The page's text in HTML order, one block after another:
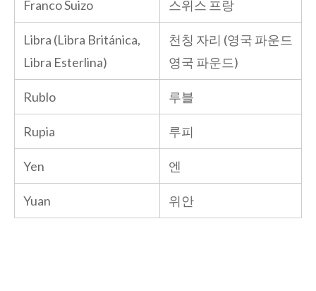
Franco Suizo 스위스 프랑
Libra (Libra Británica,
Libra Esterlina)
천칭 자리 (영국 파운드
영국 파운드)
Rublo 루블
Rupia 루피
Yen 엔
Yuan 위안